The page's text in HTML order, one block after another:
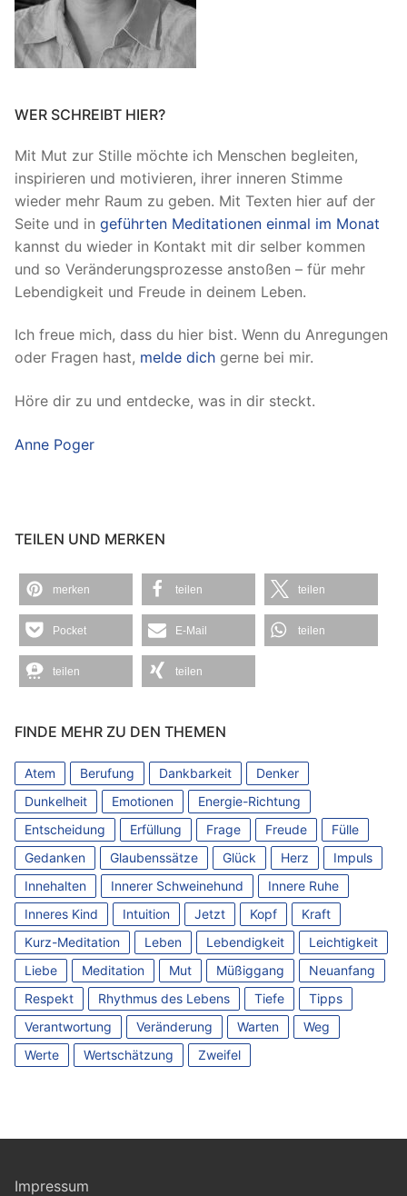
WER SCHREIBT HIER?
Mit Mut zur Stille möchte ich Menschen begleiten,
inspirieren und motivieren, ihrer inneren Stimme
wieder mehr Raum zu geben. Mit Texten hier auf der
Seite und in geführten Meditationen einmal im Monat
kannst du wieder in Kontakt mit dir selber kommen
und so Veränderungsprozesse anstoßen – für mehr
Lebendigkeit und Freude in deinem Leben.
Ich freue mich, dass du hier bist. Wenn du Anregungen
oder Fragen hast, melde dich gerne bei mir.
Höre dir zu und entdecke, was in dir steckt.
Anne Poger
TEILEN UND MERKEN
merken teilen teilen
Pocket E-Mail teilen
teilen teilen
FINDE MEHR ZU DEN THEMEN
Atem Berufung Dankbarkeit
Denker
Dunkelheit
Emotionen
Energie-Richtung
Entscheidung
Erfüllung Frage Freude
Fülle
Gedanken
Glaubenssätze Glück Herz
Impuls
Innehalten
Innerer Schweinehund
Innere Ruhe
Inneres Kind
Intuition Jetzt Kopf
Kraft
Kurz-Meditation
Leben Lebendigkeit
Leichtigkeit
Liebe
Meditation Mut Müßiggang
Neuanfang
Respekt
Rhythmus des Lebens Tiefe
Tipps
Verantwortung
Veränderung Warten
Weg
Werte
Wertschätzung Zweifel
Impressum